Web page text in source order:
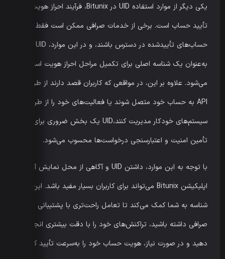
یکی دیگر از موارد استفاده UID در Bitunix، فرآیند احراز هویت و
تأیید حساب است. برخی از خدمات صرافی ممکن است فقط برای
حساب‌های تأییدشده در دسترس باشند، و در این موارد، UID
به‌عنوان یک شناسه اصلی برای تکمیل مراحل احراز هویت استفاده
می‌شود. علاوه بر این، در مواقعی که کاربران قصد دارند از طریق
API به حساب خود متصل شوند یا فعالیت‌های خود را از طریق
سیستم‌های خودکار مدیریت کنند،UID یک بخش ضروری برای
تأمین امنیت و اعتبارسنجی درخواست‌ها محسوب می‌شود.
با توجه به این موارد، داشتن UID و آگاهی از محل نمایش آن در
اپلیکیشن Bitunix می‌تواند برای کاربران بسیار مفید باشد. این
شناسه به شما کمک می‌کند تا تعامل راحت‌تری با پشتیبانی
صرافی داشته باشید، تراکنش‌های خود را با دقت بیشتری انجام
دهید و در صورت نیاز، هویت حساب خود را به‌سرعت تأیید کنید.